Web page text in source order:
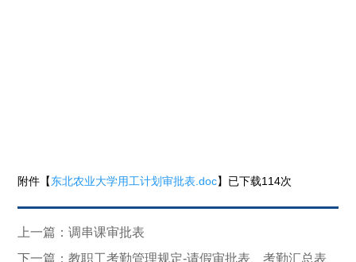
附件【东北农业大学用工计划审批表.doc】已下载114次
上一篇：调串课审批表
下一篇：教职工考勤管理规定-请假审批表、考勤汇总表